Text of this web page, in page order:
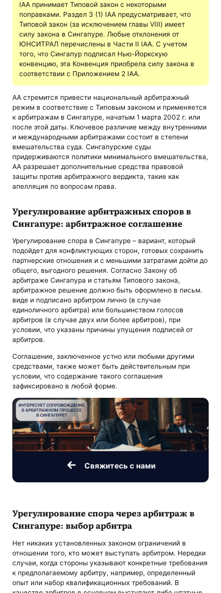
IAA принимает Типовой закон с некоторыми
поправками. Раздел 3 (1) IAA предусматривает, что
Типовой закон (за исключением главы VIII) имеет
силу закона в Сингапуре. Любые отклонения от
ЮНСИТРАЛ перечислены в Части II IAA. С учетом
того, что Сингапур подписал Нью-Йоркскую
конвенцию, эта Конвенция приобрела силу закона в
соответствии с Приложением 2 IAA.
AA стремится привести национальный арбитражный
режим в соответствие с Типовым законом и применяется
к арбитражам в Сингапуре, начатым 1 марта 2002 г. или
после этой даты. Ключевое различие между внутренними
и международными арбитражами состоит в степени
вмешательства суда. Сингапурские суды
придерживаются политики минимального вмешательства,
АА разрешает дополнительные средства правовой
защиты против арбитражного вердикта, такие как
апелляция по вопросам права.
Урегулирование арбитражных споров в
Сингапуре: арбитражное соглашение
Урегулирование спора в Сингапуре – вариант, который
подойдет для конфликтующих сторон, готовых сохранить
партнерские отношения и с меньшими затратами дойти до
общего, выгодного решения. Согласно Закону об
арбитраже Сингапура и статьям Типового закона,
арбитражное решение должно быть оформлено в письм.
виде и подписано арбитром лично (в случае
единоличного арбитра) или большинством голосов
арбитров (в случае двух или более арбитров), при
условии, что указаны причины упущения подписей от
арбитров.
Соглашение, заключенное устно или любыми другими
средствами, также может быть действительным при
условии, что содержание такого соглашения
зафиксировано в любой форме.
Свяжитесь с нами
Урегулирование спора через арбитраж в
Сингапуре: выбор арбитра
Нет никаких установленных законом ограничений в
отношении того, кто может выступать арбитром. Нередки
случаи, когда стороны указывают конкретные требования
к предполагаемому арбитру, например, определенный
опыт или набор квалификационных требований. В